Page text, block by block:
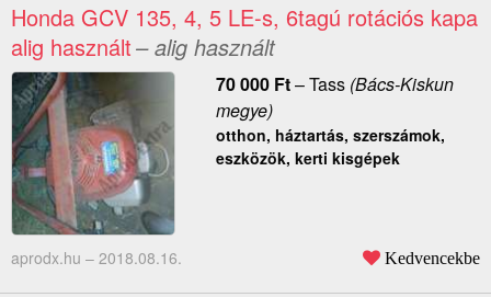
Honda GCV 135, 4, 5 LE-s, 6tagú rotációs kapa
alig használt– alig használt
70 000 Ft–Tass(Bács-Kiskun
megye)
otthon, háztartás, szerszámok,
eszközök, kerti kisgépek
aprodx.hu – 2018.08.16. Kedvencekbe